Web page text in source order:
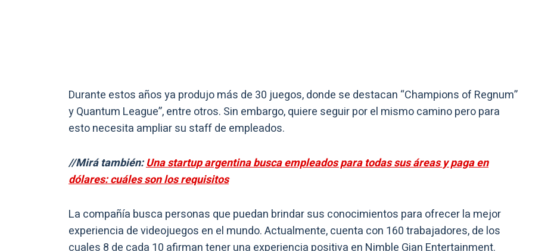
Durante estos años ya produjo más de 30 juegos, donde se destacan “Champions of Regnum”
y Quantum League”, entre otros. Sin embargo, quiere seguir por el mismo camino pero para
esto necesita ampliar su staff de empleados.
//Mirá también:Una startup argentina busca empleados para todas sus áreas y paga en
dólares: cuáles son los requisitos
La compañía busca personas que puedan brindar sus conocimientos para ofrecer la mejor
experiencia de videojuegos en el mundo. Actualmente, cuenta con 160 trabajadores, de los